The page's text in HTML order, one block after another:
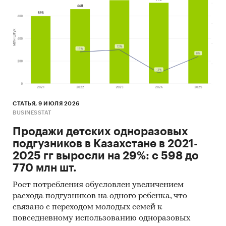
2025 г.
Основные блоки исследования:
Обзор рынка деревянных окон и дверей
(включая двери застекленные, рамы и
пороги деревянные) Казахстана
Конкурентный анализ на рынке
деревянных окон и дверей (включая двери
застекленные, рамы и пороги
Анализ производства деревянных окон и
дверей (включая двери застекленные, рамы
и пороги деревянные) в Казахстане
Анализ внешнеторговых поставок
деревянных окон и дверей (включая двери
застекленные, рамы и пороги деревянные)
Казахстана
СТАТЬЯ, 9 ИЮЛЯ 2026
BUSINESSTAT
Продажи детских одноразовых
подгузников в Казахстане в 2021-
2025 гг выросли на 29%: с 598 до
770 млн шт.
Рост потребления обусловлен увеличением
расхода подгузников на одного ребенка, что
связано с переходом молодых семей к
повседневному использованию одноразовых